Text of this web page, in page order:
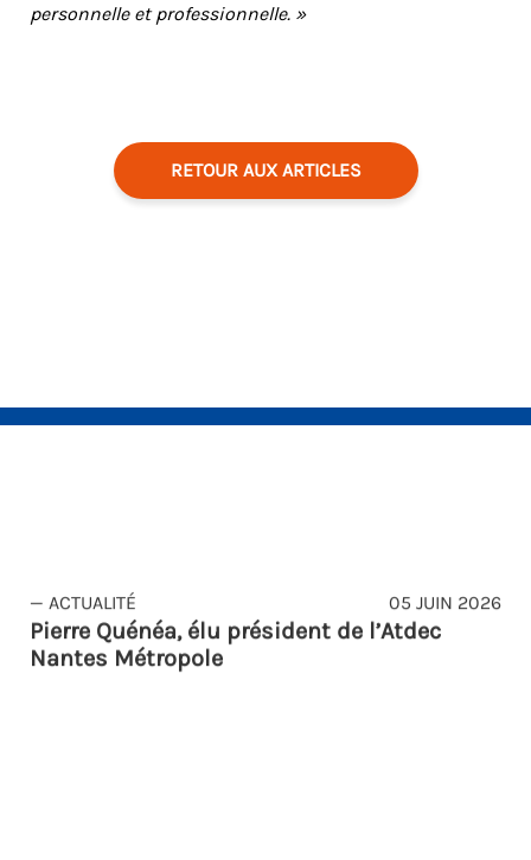
personnelle et professionnelle. »
RETOUR AUX ARTICLES
— ACTUALITÉ 05 JUIN 2026
Pierre Quénéa, élu président de l’Atdec
Nantes Métropole